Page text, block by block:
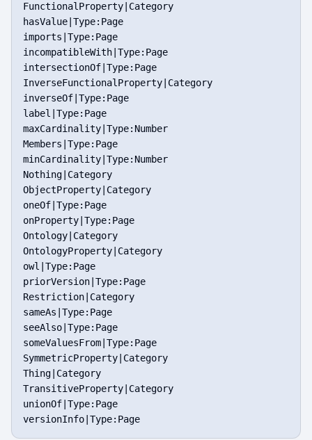
FunctionalProperty|Category
hasValue|Type:Page
imports|Type:Page
incompatibleWith|Type:Page
intersectionOf|Type:Page
InverseFunctionalProperty|Category
inverseOf|Type:Page
label|Type:Page
maxCardinality|Type:Number
Members|Type:Page
minCardinality|Type:Number
Nothing|Category
ObjectProperty|Category
oneOf|Type:Page
onProperty|Type:Page
Ontology|Category
OntologyProperty|Category
owl|Type:Page
priorVersion|Type:Page
Restriction|Category
sameAs|Type:Page
seeAlso|Type:Page
someValuesFrom|Type:Page
SymmetricProperty|Category
Thing|Category
TransitiveProperty|Category
unionOf|Type:Page